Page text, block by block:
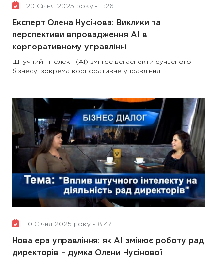
20 Січня 2025 року - 11:26
Експерт Олена Нусінова: Виклики та
перспективи впровадження АІ в
корпоративному управлінні
Штучний інтелект (АІ) змінює всі аспекти сучасного
бізнесу, зокрема корпоративне управління
10 Січня 2025 року - 8:47
Нова ера управління: як AI змінює роботу рад
директорів – думка Олени Нусінової